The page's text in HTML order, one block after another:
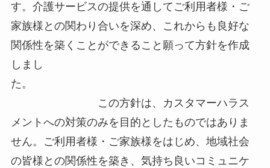
す。介護サービスの提供を通してご利用者様・ご
家族様との関わり合いを深め、これからも良好な
関係性を築くことができること願って方針を作成
しまし
た。
この方針は、カスタマーハラス
メントへの対策のみを目的としたものではありま
せん。ご利用者様・ご家族様をはじめ、地域社会
の皆様との関係性を築き、気持ち良いコミュニケ